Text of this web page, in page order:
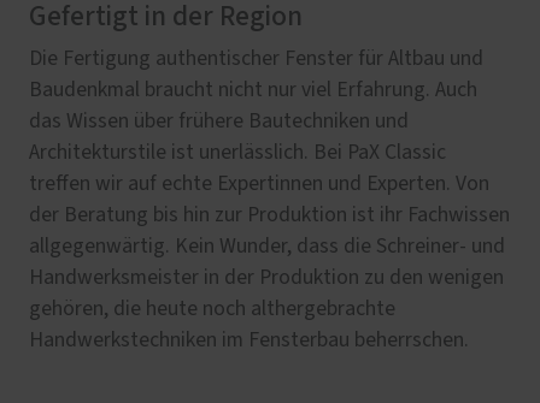
Gefertigt in der Region
Die Fertigung authentischer Fenster für Altbau und
Baudenkmal braucht nicht nur viel Erfahrung. Auch
das Wissen über frühere Bautechniken und
Architekturstile ist unerlässlich. Bei PaX Classic
treffen wir auf echte Expertinnen und Experten. Von
der Beratung bis hin zur Produktion ist ihr Fachwissen
allgegenwärtig. Kein Wunder, dass die Schreiner- und
Handwerksmeister in der Produktion zu den wenigen
gehören, die heute noch althergebrachte
Handwerkstechniken im Fensterbau beherrschen.